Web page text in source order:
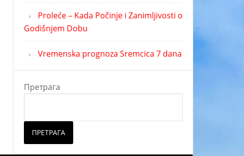
Proleće – Kada Počinje i Zanimljivosti o
Godišnjem Dobu
Vremenska prognoza Sremcica 7 dana
Претрага
ПРЕТРАГА